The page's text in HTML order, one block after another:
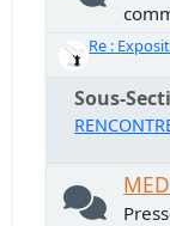
Re :
Sous-